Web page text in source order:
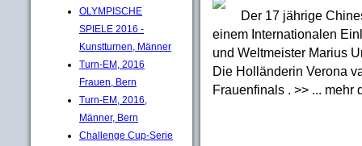
OLYMPISCHE
SPIELE 2016 -
Kunstturnen, Männer
Turn-EM, 2016
Frauen, Bern
Turn-EM, 2016,
Männer, Bern
Challenge Cup-Serie
Der 17 jährige
einem Internationalen
und Weltmeister Marius
Die Holländerin Verona
Frauenfinals . >> ... mehr